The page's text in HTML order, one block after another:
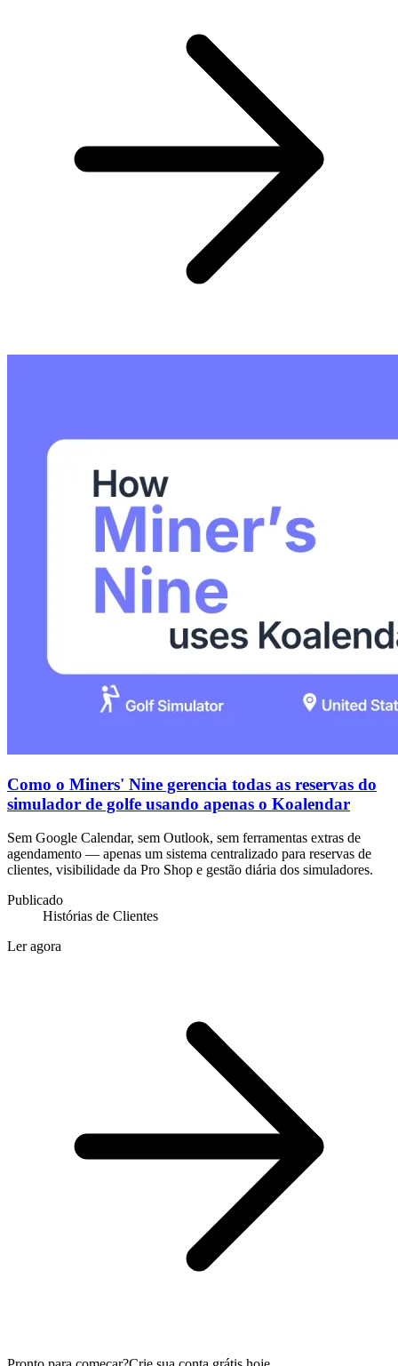
Como o Miners' Nine gerencia todas as reservas do
simulador de golfe usando apenas o Koalendar
Sem Google Calendar, sem Outlook, sem ferramentas extras de
agendamento — apenas um sistema centralizado para reservas de
clientes, visibilidade da Pro Shop e gestão diária dos simuladores.
Publicado
Histórias de Clientes
Ler agora